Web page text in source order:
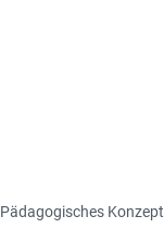
Pädagogisches Konzept